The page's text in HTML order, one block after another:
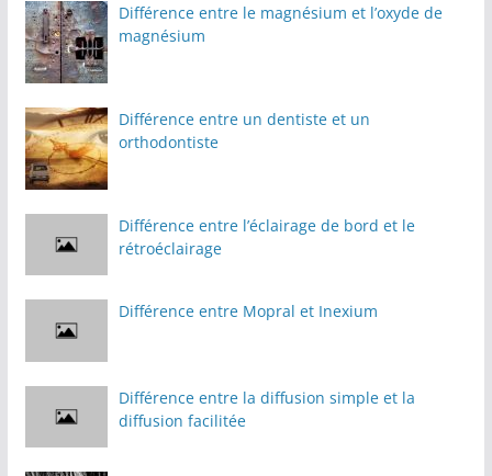
Différence entre le magnésium et l’oxyde de
magnésium
Différence entre un dentiste et un
orthodontiste
Différence entre l’éclairage de bord et le
rétroéclairage
Différence entre Mopral et Inexium
Différence entre la diffusion simple et la
diffusion facilitée